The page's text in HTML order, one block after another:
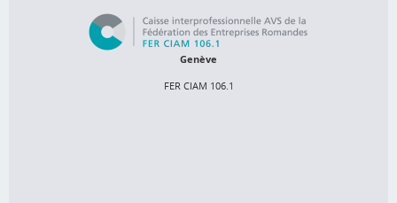
Genève
FER CIAM 106.1
Rue de Saint-Jean 98
Postfach
1211 Genève 3